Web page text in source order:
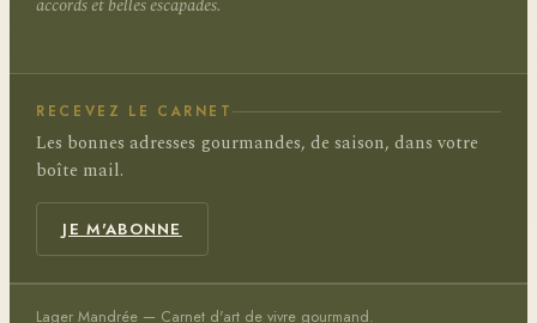
accords et belles escapades.
RECEVEZ LE CARNET
Les bonnes adresses gourmandes, de saison, dans votre
boîte mail.
JE M'ABONNE
Lager Mandrée — Carnet d'art de vivre gourmand.